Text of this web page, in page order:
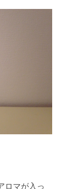
ロマが入っ